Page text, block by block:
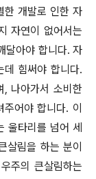
한 개발로 인한 자
자연이 없어서는
달아야 합니다. 자
데 힘써야 합니다.
나아가서 소비한
어야 합니다. 이
울타리를 넘어 세
살림을 하는 분이
주의 큰살림하는